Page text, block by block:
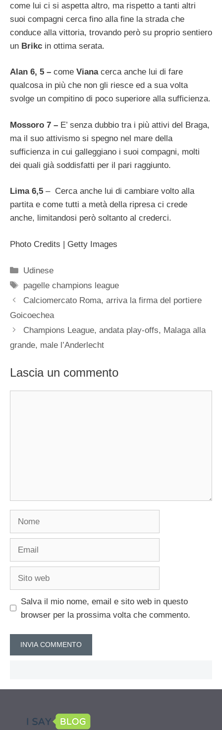
come lui ci si aspetta altro, ma rispetto a tanti altri
suoi compagni cerca fino alla fine la strada che
conduce alla vittoria, trovando però su proprio sentiero
un Brikc in ottima serata.
Alan 6, 5 – come Viana cerca anche lui di fare
qualcosa in più che non gli riesce ed a sua volta
svolge un compitino di poco superiore alla sufficienza.
Mossoro 7 – E’ senza dubbio tra i più attivi del Braga,
ma il suo attivismo si spegno nel mare della
sufficienza in cui galleggiano i suoi compagni, molti
dei quali già soddisfatti per il pari raggiunto.
Lima 6,5 – Cerca anche lui di cambiare volto alla
partita e come tutti a metà della ripresa ci crede
anche, limitandosi però soltanto al crederci.
Photo Credits | Getty Images
Categorie
Udinese
Tag
pagelle champions league
Calciomercato Roma, arriva la firma del portiere
Goicoechea
Champions League, andata play-offs, Malaga alla
grande, male l’Anderlecht
Lascia un commento
Salva il mio nome, email e sito web in questo
browser per la prossima volta che commento.